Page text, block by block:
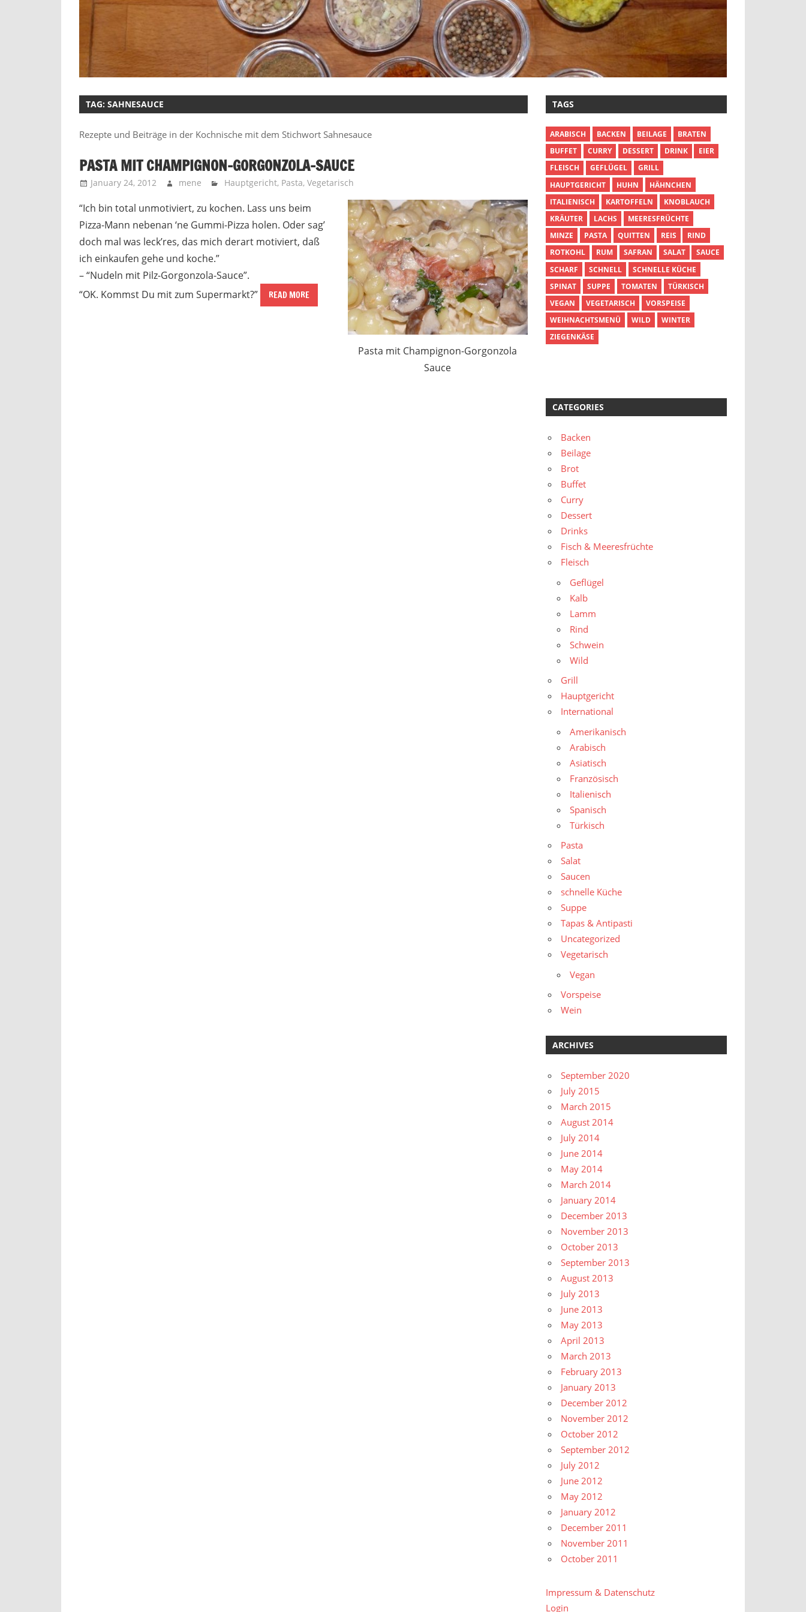
TAG:SAHNESAUCE
Rezepte und Beiträge in der Kochnische mit dem Stichwort Sahnesauce
PASTA MIT CHAMPIGNON-GORGONZOLA-SAUCE
January 24, 2012 mene Hauptgericht, Pasta, Vegetarisch
Pasta mit Champignon-Gorgonzola
Sauce
“Ich bin total unmotiviert, zu kochen. Lass uns beim
Pizza-Mann nebenan ‘ne Gummi-Pizza holen. Oder sag’
doch mal was leck’res, das mich derart motiviert, daß
ich einkaufen gehe und koche.”
– “Nudeln mit Pilz-Gorgonzola-Sauce”.
“OK. Kommst Du mit zum Supermarkt?”
READ MORE
TAGS
ARABISCH BACKEN BEILAGE
BRATEN
BUFFET
CURRY DESSERT DRINK
EIER
FLEISCH
GEFLÜGEL
GRILL
HAUPTGERICHT
HUHN
HÄHNCHEN
ITALIENISCH
KARTOFFELN
KNOBLAUCH
KRÄUTER
LACHS
MEERESFRÜCHTE
MINZE
PASTA QUITTEN REIS
RIND
ROTKOHL
RUM SAFRAN SALAT
SAUCE
SCHARF
SCHNELL
SCHNELLE KÜCHE
SPINAT
SUPPE TOMATEN
TÜRKISCH
VEGAN
VEGETARISCH
VORSPEISE
WEIHNACHTSMENÜ
WILD
WINTER
ZIEGENKÄSE
CATEGORIES
Backen
Beilage
Brot
Buffet
Curry
Dessert
Drinks
Fisch & Meeresfrüchte
Fleisch
Geflügel
Kalb
Lamm
Rind
Schwein
Wild
Grill
Hauptgericht
International
Amerikanisch
Arabisch
Asiatisch
Französisch
Italienisch
Spanisch
Türkisch
Pasta
Salat
Saucen
schnelle Küche
Suppe
Tapas & Antipasti
Uncategorized
Vegetarisch
Vegan
Vorspeise
Wein
ARCHIVES
September 2020
July 2015
March 2015
August 2014
July 2014
June 2014
May 2014
March 2014
January 2014
December 2013
November 2013
October 2013
September 2013
August 2013
July 2013
June 2013
May 2013
April 2013
March 2013
February 2013
January 2013
December 2012
November 2012
October 2012
September 2012
July 2012
June 2012
May 2012
January 2012
December 2011
November 2011
October 2011
Impressum & Datenschutz
Login